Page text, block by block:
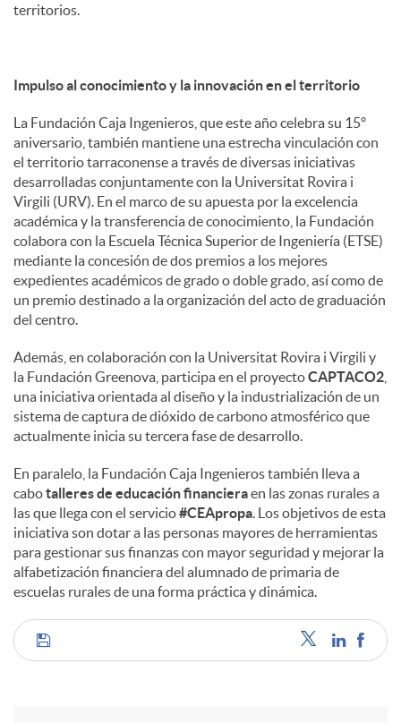
territorios.
Impulso al conocimiento y la innovación en el territorio
La Fundación Caja Ingenieros, que este año celebra su 15º
aniversario, también mantiene una estrecha vinculación con
el territorio tarraconense a través de diversas iniciativas
desarrolladas conjuntamente con la Universitat Rovira i
Virgili (URV). En el marco de su apuesta por la excelencia
académica y la transferencia de conocimiento, la Fundación
colabora con la Escuela Técnica Superior de Ingeniería (ETSE)
mediante la concesión de dos premios a los mejores
expedientes académicos de grado o doble grado, así como de
un premio destinado a la organización del acto de graduación
del centro.
Además, en colaboración con la Universitat Rovira i Virgili y
la Fundación Greenova, participa en el proyectoCAPTACO2
una iniciativa orientada al diseño y la industrialización de un
sistema de captura de dióxido de carbono atmosférico que
actualmente inicia su tercera fase de desarrollo.
En paralelo, la Fundación Caja Ingenieros también lleva a
cabotalleres de educación financieraen las zonas rurales a
las que llega con el servicio#CEApropa. Los objetivos de esta
iniciativa son dotar a las personas mayores de herramientas
para gestionar sus finanzas con mayor seguridad y mejorar la
alfabetización financiera del alumnado de primaria de
escuelas rurales de una forma práctica y dinámica.
C